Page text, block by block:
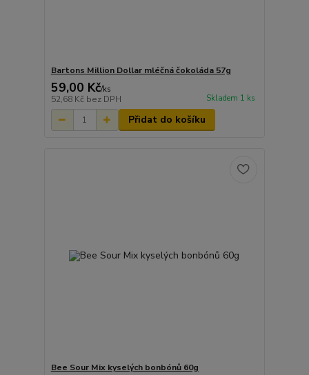
Bartons Million Dollar mléčná čokoláda 57g
59,00 Kč/ks
52,68 Kč bez DPH Skladem 1 ks
Přidat do košíku
Bee Sour Mix kyselých bonbónů 60g